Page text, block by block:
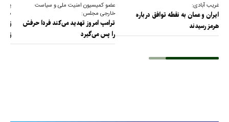
غریب آبادی:
ایران و عمان به نقطه توافق درباره
هرمز رسیدند
عضو کمیسیون امنیت ملی و سیاست
خارجی مجلس:
ترامپ امروز تهدید می‌کند فردا حرفش
را پس می‌گیرد